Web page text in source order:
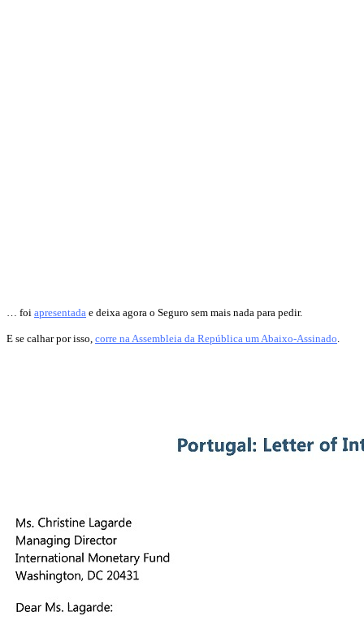
… foi apresentada e deixa agora o Seguro sem mais nada para pedir.
E se calhar por isso, corre na Assembleia da República um Abaixo-Assinado